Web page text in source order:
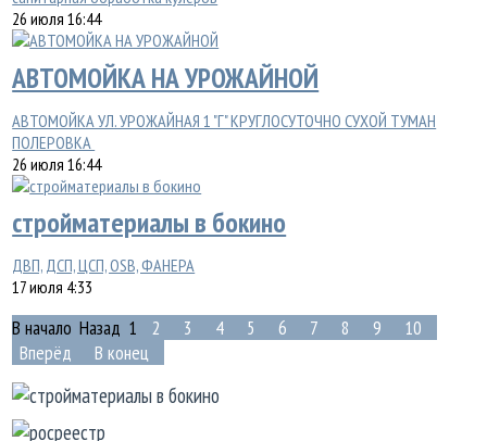
26 июля 16:44
АВТОМОЙКА НА УРОЖАЙНОЙ
АВТОМОЙКА УЛ. УРОЖАЙНАЯ 1 "Г" КРУГЛОСУТОЧНО СУХОЙ ТУМАН
ПОЛЕРОВКА
26 июля 16:44
стройматериалы в бокино
ДВП, ДСП, ЦСП, ОSВ, ФАНЕРА
17 июля 4:33
В начало Назад 1 2 3 4 5 6 7 8 9
10
Вперёд
В конец